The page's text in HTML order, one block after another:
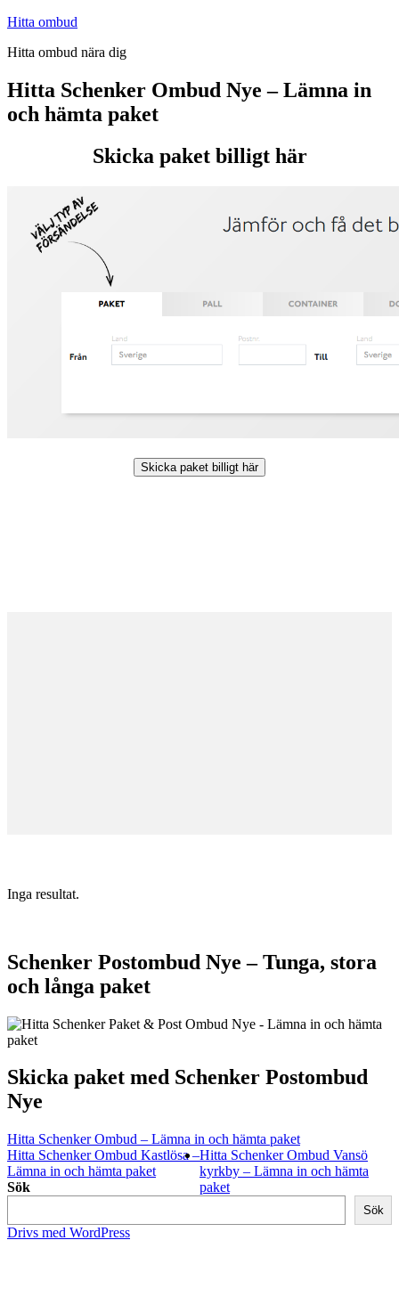
Hoppa
innehåll
Hitta ombud
Hitta ombud nära dig
Hitta Schenker Ombud Nye – Lämna in
och hämta paket
Skicka paket billigt här
Skicka paket billigt här
Inga resultat.
Schenker Postombud Nye – Tunga, stora
och långa paket
Skicka paket med Schenker Postombud
Nye
Hitta Schenker Ombud – Lämna in och hämta paket
Hitta Schenker Ombud Kastlösa –
Lämna in och hämta paket
Hitta Schenker Ombud Vansö
kyrkby – Lämna in och hämta
paket
Sök
Sök
Drivs med WordPress